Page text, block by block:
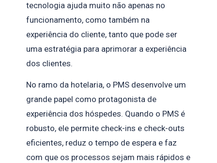
tecnologia ajuda muito não apenas no
funcionamento, como também na
experiência do cliente, tanto que pode ser
uma estratégia para aprimorar a experiência
dos clientes.
No ramo da hotelaria, o PMS desenvolve um
grande papel como protagonista de
experiência dos hóspedes. Quando o PMS é
robusto, ele permite check-ins e check-outs
eficientes, reduz o tempo de espera e faz
com que os processos sejam mais rápidos e